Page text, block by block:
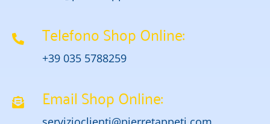
Telefono Shop Online:
+39 035 5788259
Email Shop Online: